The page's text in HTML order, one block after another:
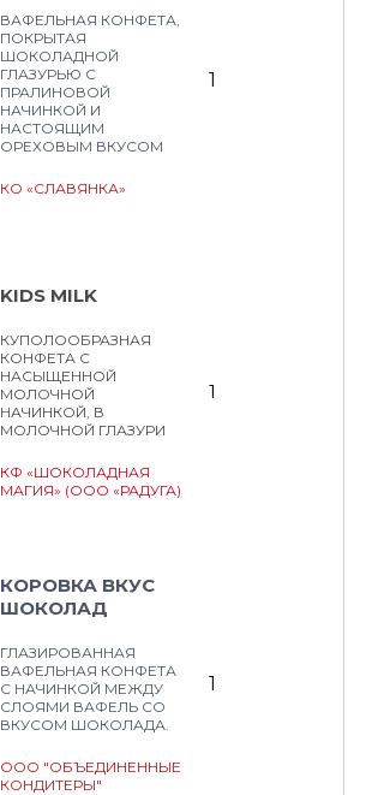
ВАФЕЛЬНАЯ КОНФЕТА,
ПОКРЫТАЯ
ШОКОЛАДНОЙ
ГЛАЗУРЬЮ С
ПРАЛИНОВОЙ
НАЧИНКОЙ И
НАСТОЯЩИМ
ОРЕХОВЫМ ВКУСОМ
КО «СЛАВЯНКА»
1
KIDS MILK
КУПОЛООБРАЗНАЯ
КОНФЕТА С
НАСЫЩЕННОЙ
МОЛОЧНОЙ
НАЧИНКОЙ, В
МОЛОЧНОЙ ГЛАЗУРИ
КФ «ШОКОЛАДНАЯ
МАГИЯ» (ООО «РАДУГА)
1
КОРОВКА ВКУС
ШОКОЛАД
ГЛАЗИРОВАННАЯ
ВАФЕЛЬНАЯ КОНФЕТА
С НАЧИНКОЙ МЕЖДУ
СЛОЯМИ ВАФЕЛЬ СО
ВКУСОМ ШОКОЛАДА.
ООО "ОБЪЕДИНЕННЫЕ
КОНДИТЕРЫ"
1